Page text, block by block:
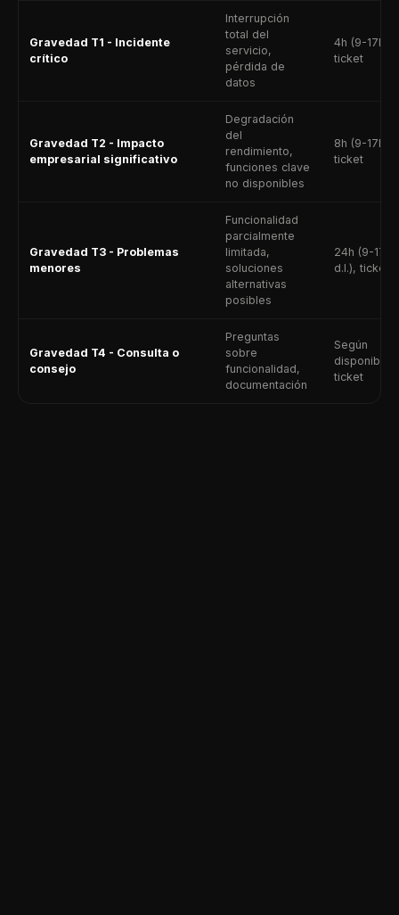
Gravedad T1 - Incidente
crítico
Interrupción
total del
servicio,
pérdida de
datos
4h (9-17h),
ticket
Gravedad T2 - Impacto
empresarial significativo
Degradación
del
rendimiento,
funciones clave
no disponibles
8h (9-17h
ticket
Gravedad T3 - Problemas
menores
Funcionalidad
parcialmente
limitada,
soluciones
alternativas
posibles
24h (9-17h
d.l.), ticket
Gravedad T4 - Consulta o
consejo
Preguntas
sobre
funcionalidad,
documentación
Según
ticket